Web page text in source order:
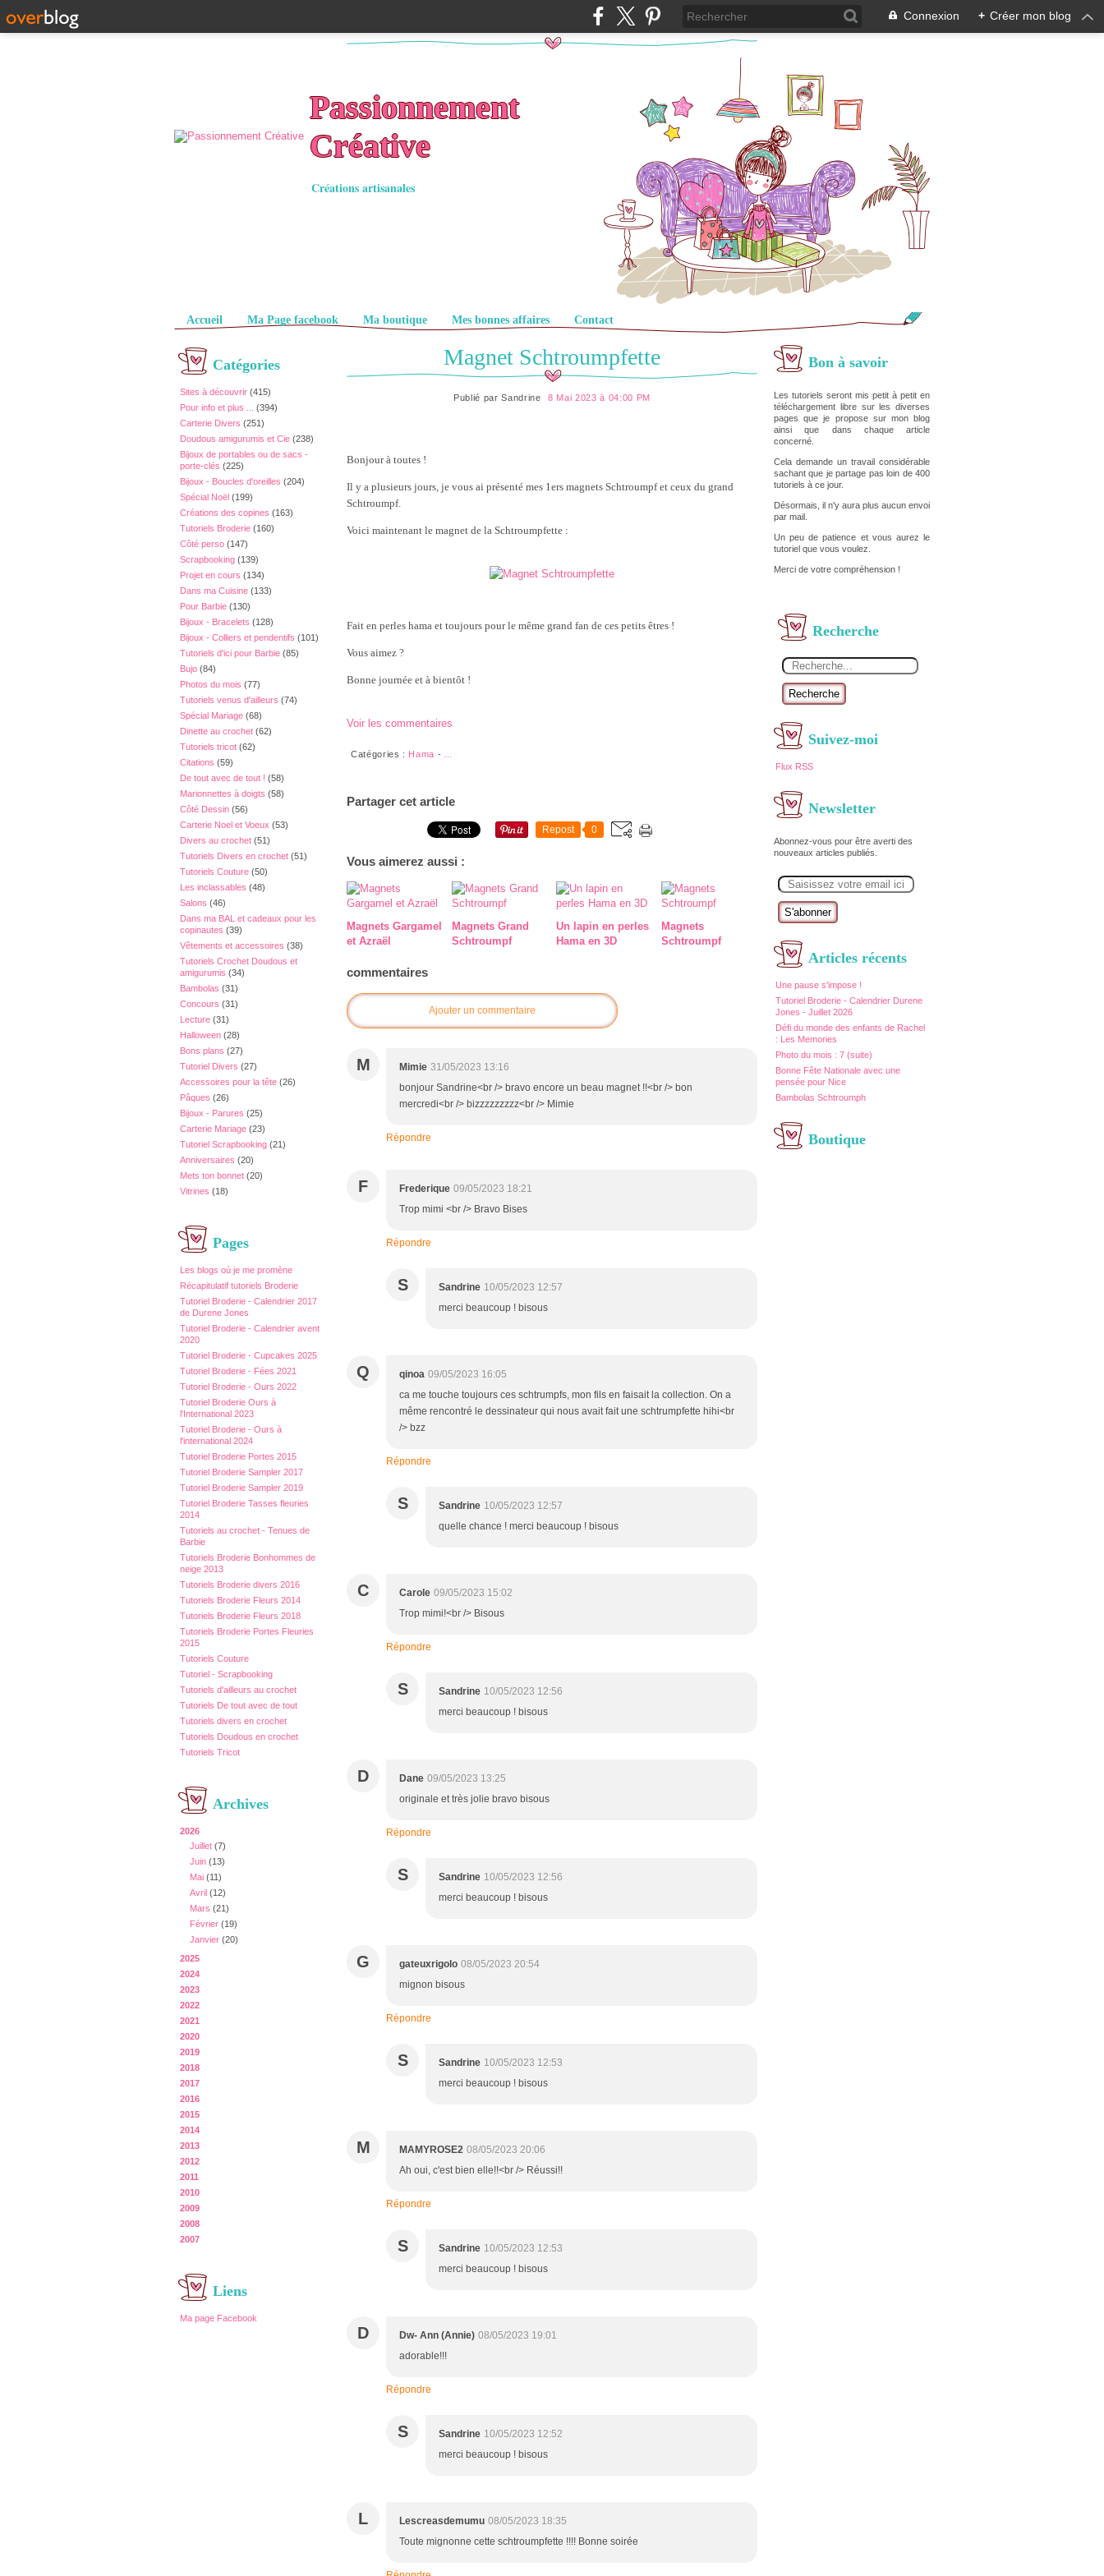
Connexion + Créer mon blog
Passionnement
Créative
Créations artisanales
Pages
Accueil Ma Page facebook Ma boutique Mes bonnes affaires Contact
Catégories
Sites à découvrir (415)
Pour info et plus ...
(394)
Carterie Divers (251)
Doudous amigurumis et Cie (238)
Bijoux de portables ou de sacs -
porte-clés (225)
Bijoux - Boucles d'oreilles (204)
Spécial Noël (199)
Créations des copines (163)
Tutoriels Broderie (160)
Côté perso (147)
Scrapbooking (139)
Projet en cours (134)
Dans ma Cuisine (133)
Pour Barbie (130)
Bijoux - Bracelets (128)
Bijoux - Colliers et pendentifs (101)
Tutoriels d'ici pour Barbie (85)
Bujo (84)
Photos du mois (77)
Tutoriels venus d'ailleurs (74)
Spécial Mariage (68)
Dinette au crochet (62)
Tutoriels tricot (62)
Citations (59)
De tout avec de tout ! (58)
Marionnettes à doigts (58)
Côté Dessin (56)
Carterie Noel et Voeux (53)
Divers au crochet (51)
Tutoriels Divers en crochet (51)
Tutoriels Couture (50)
Les inclassables (48)
Salons (46)
Dans ma BAL et cadeaux pour les
copinautes (39)
Vêtements et accessoires (38)
Tutoriels Crochet Doudous et
amigurumis (34)
Bambolas (31)
Concours (31)
Lecture (31)
Halloween (28)
Bons plans (27)
Tutoriel Divers (27)
Accessoires pour la tête (26)
Pâques (26)
Bijoux - Parures (25)
Carterie Mariage (23)
Tutoriel Scrapbooking (21)
Anniversaires (20)
Mets ton bonnet (20)
Vitrines (18)
Pages
Les blogs où je me promène
Récapitulatif tutoriels Broderie
Tutoriel Broderie - Calendrier 2017
de Durene Jones
Tutoriel Broderie - Calendrier avent
2020
Tutoriel Broderie - Cupcakes 2025
Tutoriel Broderie - Fées 2021
Tutoriel Broderie - Ours 2022
Tutoriel Broderie Ours à
l'International 2023
Tutoriel Broderie - Ours à
l'international 2024
Tutoriel Broderie Portes 2015
Tutoriel Broderie Sampler 2017
Tutoriel Broderie Sampler 2019
Tutoriel Broderie Tasses fleuries
2014
Tutoriels au crochet - Tenues de
Barbie
Tutoriels Broderie Bonhommes de
neige 2013
Tutoriels Broderie divers 2016
Tutoriels Broderie Fleurs 2014
Tutoriels Broderie Fleurs 2018
Tutoriels Broderie Portes Fleuries
2015
Tutoriels Couture
Tutoriel - Scrapbooking
Tutoriels d'ailleurs au crochet
Tutoriels De tout avec de tout
Tutoriels divers en crochet
Tutoriels Doudous en crochet
Tutoriels Tricot
Archives
2026
Juillet (7)
Juin (13)
Mai (11)
Avril (12)
Mars (21)
Février (19)
Janvier (20)
2025
2024
2023
2022
2021
2020
2019
2018
2017
2016
2015
2014
2013
2012
2011
2010
2009
2008
2007
Liens
Ma page Facebook
Bon à savoir
Les tutoriels seront mis petit à petit en
téléchargement libre sur les diverses
pages que je propose sur mon blog
ainsi que dans chaque article
concerné.
Cela demande un travail considérable
sachant que je partage pas loin de 400
tutoriels à ce jour.
Désormais, il n'y aura plus aucun envoi
par mail.
Un peu de patience et vous aurez le
tutoriel que vous voulez.
Merci de votre compréhension !
Recherche
Recherche
Suivez-moi
Flux RSS
Newsletter
Abonnez-vous pour être averti des
nouveaux articles publiés.
m
Articles récents
Une pause s'impose !
Tutoriel Broderie - Calendrier Durene
Jones - Juillet 2026
Défi du monde des enfants de Rachel
: Les Memories
Photo du mois : 7 (suite)
Bonne Fête Nationale avec une
pensée pour Nice
Bambolas Schtroumph
Boutique
Magnet Schtroumpfette
Publié parSandrine 8 Mai 2023 à 04:00 PM
Bonjour à toutes !
Il y a plusieurs jours, je vous ai présenté mes 1ers magnets Schtroumpf et ceux du grand
Schtroumpf.
Voici maintenant le magnet de la Schtroumpfette :
Fait en perles hama et toujours pour le même grand fan de ces petits êtres !
Vous aimez ?
Bonne journée et à bientôt !
Voir les commentaires
Catégories : Hama -
Partager cet article
Repost 0
Vous aimerez aussi :
Magnets Gargamel
et Azraël
Magnets Grand
Schtroumpf
Un lapin en perles
Hama en 3D
Magnets
Schtroumpf
commentaires
Ajouter un commentaire
M Mimie 31/05/2023 13:16
bonjour Sandrine<br /> bravo encore un beau magnet !!<br /> bon
mercredi<br /> bizzzzzzzzz<br /> Mimie
Répondre
F Frederique 09/05/2023 18:21
Trop mimi <br /> Bravo Bises
Répondre
S Sandrine 10/05/2023 12:57
merci beaucoup ! bisous
Q qinoa 09/05/2023 16:05
ca me touche toujours ces schtrumpfs, mon fils en faisait la collection. On a
même rencontré le dessinateur qui nous avait fait une schtrumpfette hihi<br
/> bzz
Répondre
S Sandrine 10/05/2023 12:57
quelle chance ! merci beaucoup ! bisous
C Carole 09/05/2023 15:02
Trop mimi!<br /> Bisous
Répondre
S Sandrine 10/05/2023 12:56
merci beaucoup ! bisous
D Dane 09/05/2023 13:25
originale et très jolie bravo bisous
Répondre
S Sandrine 10/05/2023 12:56
merci beaucoup ! bisous
G gateuxrigolo 08/05/2023 20:54
mignon bisous
Répondre
S Sandrine 10/05/2023 12:53
merci beaucoup ! bisous
M MAMYROSE2 08/05/2023 20:06
Ah oui, c'est bien elle!!<br /> Réussi!!
Répondre
S Sandrine 10/05/2023 12:53
merci beaucoup ! bisous
D Dw- Ann (Annie) 08/05/2023 19:01
adorable!!!
Répondre
S Sandrine 10/05/2023 12:52
merci beaucoup ! bisous
L Lescreasdemumu 08/05/2023 18:35
Toute mignonne cette schtroumpfette !!!! Bonne soirée